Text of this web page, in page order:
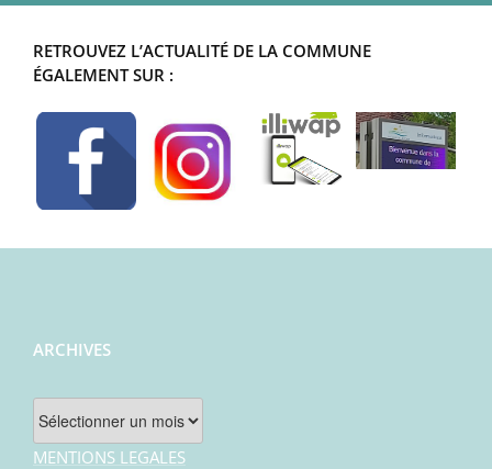
RETROUVEZ L’ACTUALITÉ DE LA COMMUNE
ÉGALEMENT SUR :
ARCHIVES
Archives
MENTIONS LEGALES